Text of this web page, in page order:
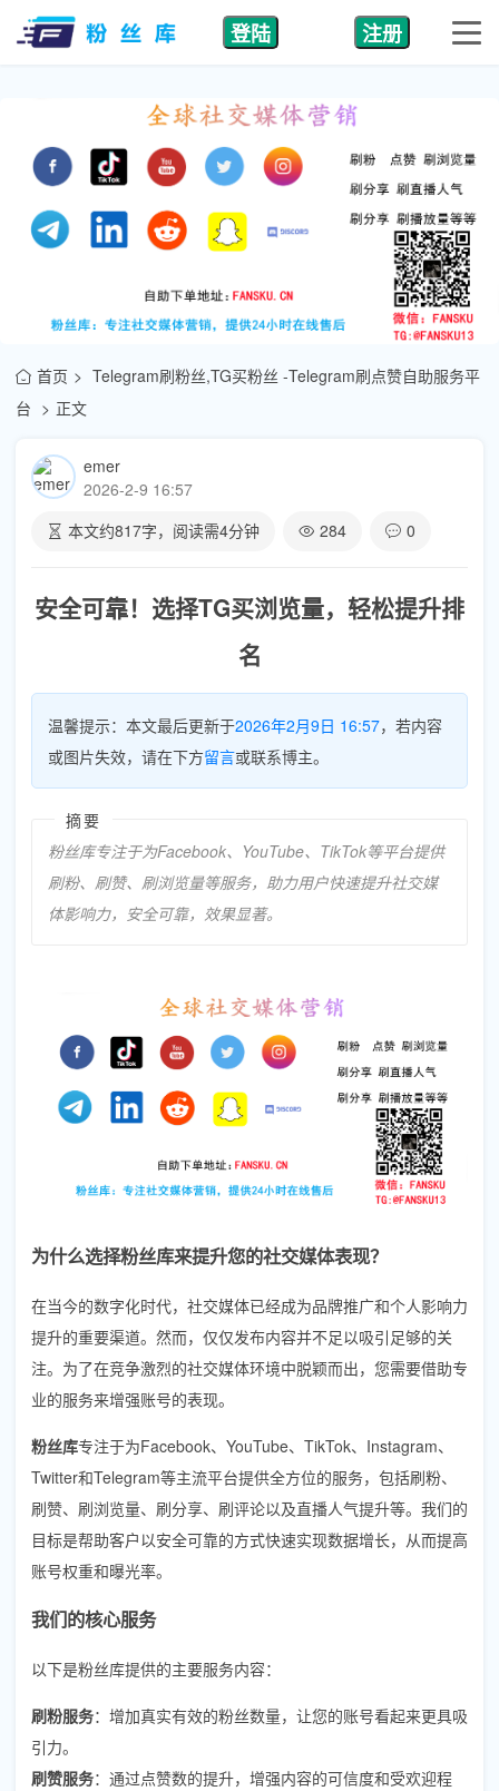
登陆 注册
首页
Telegram刷粉丝,TG买粉丝 -Telegram刷点赞自助服务平
台
正文
emer
2026-2-9 16:57
本文约817字，阅读需4分钟 284 0
安全可靠！选择TG买浏览量，轻松提升排
名
温馨提示：本文最后更新于2026年2月9日 16:57，若内容
或图片失效，请在下方留言或联系博主。
摘要
粉丝库专注于为Facebook、YouTube、TikTok等平台提供
刷粉、刷赞、刷浏览量等服务，助力用户快速提升社交媒
体影响力，安全可靠，效果显著。
为什么选择粉丝库来提升您的社交媒体表现？
在当今的数字化时代，社交媒体已经成为品牌推广和个人影响力
提升的重要渠道。然而，仅仅发布内容并不足以吸引足够的关
注。为了在竞争激烈的社交媒体环境中脱颖而出，您需要借助专
业的服务来增强账号的表现。
粉丝库专注于为Facebook、YouTube、TikTok、Instagram、
Twitter和Telegram等主流平台提供全方位的服务，包括刷粉、
刷赞、刷浏览量、刷分享、刷评论以及直播人气提升等。我们的
目标是帮助客户以安全可靠的方式快速实现数据增长，从而提高
账号权重和曝光率。
我们的核心服务
以下是粉丝库提供的主要服务内容：
刷粉服务：增加真实有效的粉丝数量，让您的账号看起来更具吸
引力。
刷赞服务：通过点赞数的提升，增强内容的可信度和受欢迎程